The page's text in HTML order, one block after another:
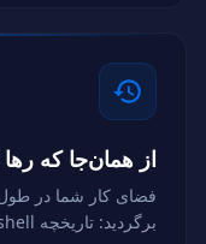
از همان‌جا که رها
فضای کار شما در طول
برگردید: تاریخچه shell، فایل‌ها و پیشرفت سر جای خودند.